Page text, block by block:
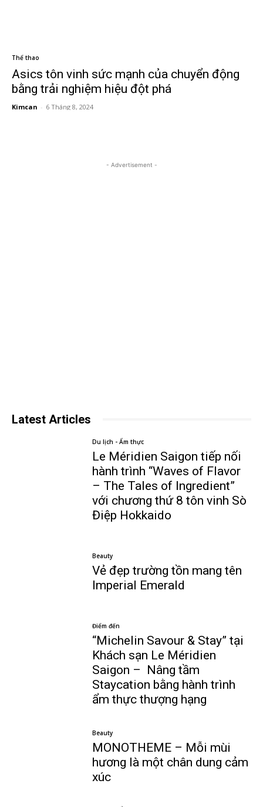
Thể thao
Asics tôn vinh sức mạnh của chuyển động
bằng trải nghiệm hiệu đột phá
Kimcan - 6 Tháng 8, 2024
- Advertisement -
Latest Articles
Du lịch - Ẩm thực
Le Méridien Saigon tiếp nối
hành trình “Waves of Flavor
– The Tales of Ingredient”
với chương thứ 8 tôn vinh Sò
Điệp Hokkaido
Beauty
Vẻ đẹp trường tồn mang tên
Imperial Emerald
Điểm đến
“Michelin Savour & Stay” tại
Khách sạn Le Méridien
Saigon – Nâng tầm
Staycation bằng hành trình
ẩm thực thượng hạng
Beauty
MONOTHEME – Mỗi mùi
hương là một chân dung cảm
xúc